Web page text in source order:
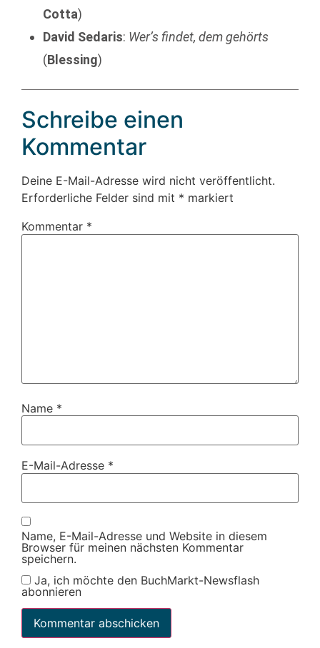
Cotta)
David Sedaris: Wer’s findet, dem gehörts
(Blessing)
Schreibe einen
Kommentar
Deine E-Mail-Adresse wird nicht veröffentlicht.
Erforderliche Felder sind mit * markiert
Kommentar *
Name *
E-Mail-Adresse *
Name, E-Mail-Adresse und Website in diesem
Browser für meinen nächsten Kommentar
speichern.
Ja, ich möchte den BuchMarkt-Newsflash
abonnieren